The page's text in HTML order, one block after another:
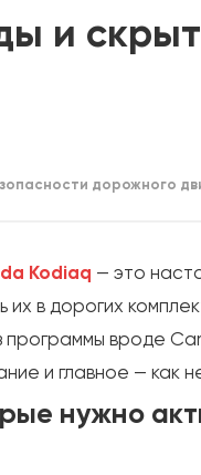
и
дорожного
Kodiaq — это
их в дорогих
вроде
и главное — как
нужно